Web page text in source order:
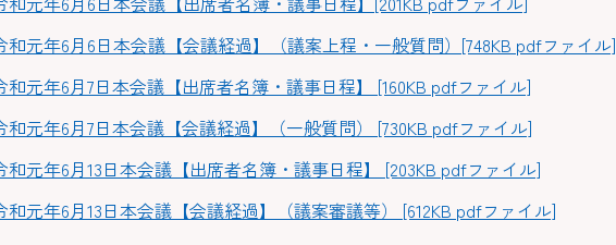
和元年6月6日本会議【会議経過】（議案上程・一般質問）[748KB pdfファイル]
和元年6月7日本会議【出席者名簿・議事日程】 [160KB pdfファイル]
和元年6月7日本会議【会議経過】（一般質問） [730KB pdfファイル]
和元年6月13日本会議【出席者名簿・議事日程】 [203KB pdfファイル]
和元年6月13日本会議【会議経過】（議案審議等） [612KB pdfファイル]